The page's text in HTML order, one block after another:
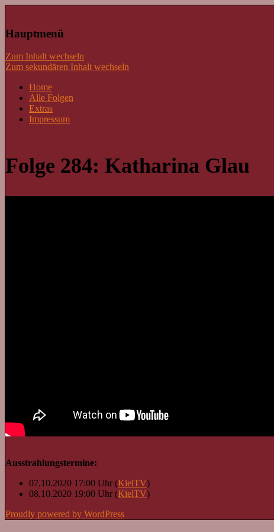
Lass mal schnacken!
Hauptmenü
Zum Inhalt wechseln
Zum sekundären Inhalt wechseln
Home
Alle Folgen
Extras
Impressum
Folge 284: Katharina Glau
Ausstrahlungstermine:
07.10.2020 17:00 Uhr (KielTV)
08.10.2020 19:00 Uhr (KielTV)
Proudly powered by WordPress